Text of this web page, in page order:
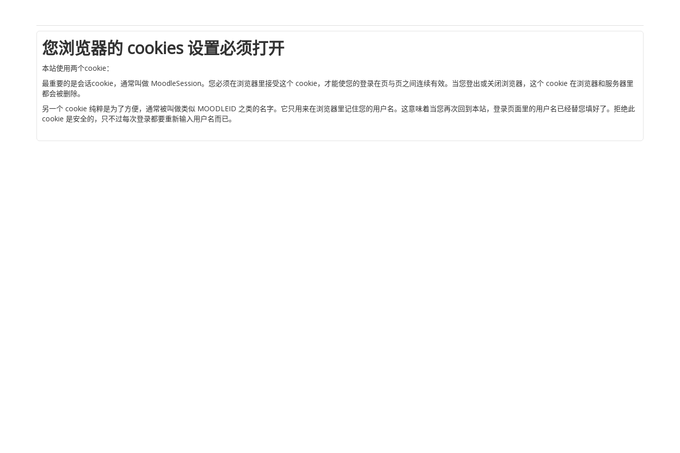
您浏览器的 cookies 设置必须打开
本站使用两个cookie：
最重要的是会话cookie，通常叫做 MoodleSession。您必须在浏览器里接受这个 cookie，才能使您的登录在页与页之间连续有效。当您登出或关闭浏览器，这个 cookie 在浏览器和服务器里
都会被删除。
另一个 cookie 纯粹是为了方便，通常被叫做类似 MOODLEID 之类的名字。它只用来在浏览器里记住您的用户名。这意味着当您再次回到本站，登录页面里的用户名已经替您填好了。拒绝此
cookie 是安全的，只不过每次登录都要重新输入用户名而已。